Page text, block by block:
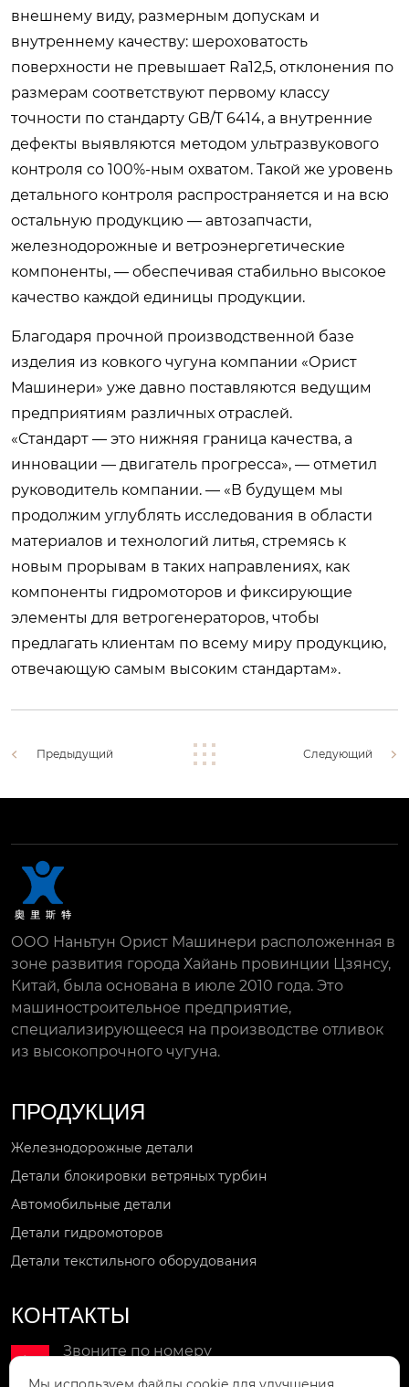
внешнему виду, размерным допускам и
внутреннему качеству: шероховатость
поверхности не превышает Ra12,5, отклонения по
размерам соответствуют первому классу
точности по стандарту GB/T 6414, а внутренние
дефекты выявляются методом ультразвукового
контроля со 100%-ным охватом. Такой же уровень
детального контроля распространяется и на всю
остальную продукцию — автозапчасти,
железнодорожные и ветроэнергетические
компоненты, — обеспечивая стабильно высокое
качество каждой единицы продукции.
Благодаря прочной производственной базе
изделия из ковкого чугуна компании «Орист
Машинери» уже давно поставляются ведущим
предприятиям различных отраслей.
«Стандарт — это нижняя граница качества, а
инновации — двигатель прогресса», — отметил
руководитель компании. — «В будущем мы
продолжим углублять исследования в области
материалов и технологий литья, стремясь к
новым прорывам в таких направлениях, как
компоненты гидромоторов и фиксирующие
элементы для ветрогенераторов, чтобы
предлагать клиентам по всему миру продукцию,
отвечающую самым высоким стандартам».
Предыдущий Следующий
ООО Наньтун Орист Машинери расположенная в
зоне развития города Хайань провинции Цзянсу,
Китай, была основана в июле 2010 года. Это
машиностроительное предприятие,
специализирующееся на производстве отливок
из высокопрочного чугуна.
ПРОДУКЦИЯ
Железнодорожные детали
Детали блокировки ветряных турбин
Автомобильные детали
Детали гидромоторов
Детали текстильного оборудования
КОНТАКТЫ

Звоните по номеру